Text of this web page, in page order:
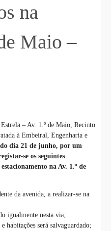
na
Maio –
– Av. 1.º de Maio, Recinto
à Embeiral, Engenharia e
dia 21 de junho, por um
se os seguintes
na Av. 1.º de
da avenida, a realizar-se na
igualmente nesta via;
habitações será salvaguardado;